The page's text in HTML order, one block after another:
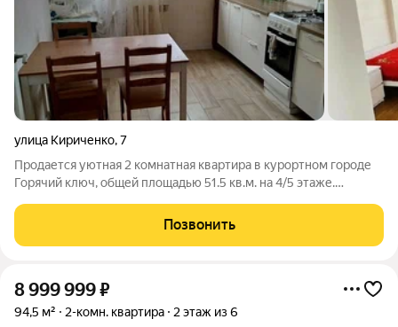
улица Кириченко,7
Продается уютная 2 комнатная квартира в курортном городе
Горячий ключ, общей площадью 51.5 кв.м. на 4/5 этаже.
комнаты выход на лоджию. Санузел - совмещенный.
Коммуникации центральные.
Позвонить
8 999 999₽
94,5 м² 2-комн. квартира 2 этаж из 6